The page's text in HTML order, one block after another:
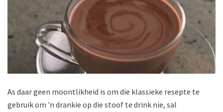
As daar geen moontlikheid is om die klassieke resepte te
gebruik om 'n drankie op die stoof te drink nie, sal